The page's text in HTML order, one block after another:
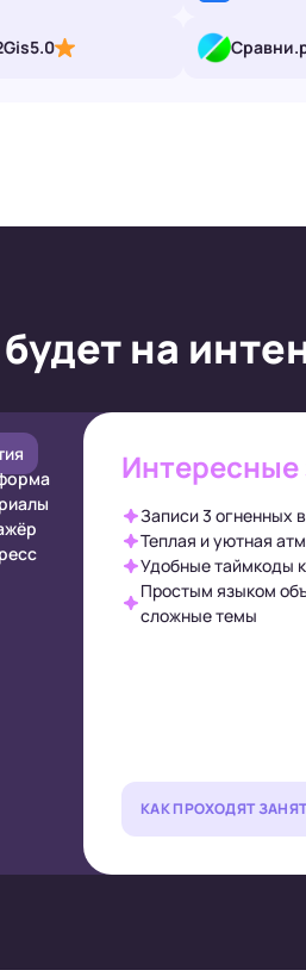
5.0
на
Интересные
Записи 3 огненных
Теплая и уютная
Удобные таймкоды
Простым языком
сложные темы
КАК ПРОХОДЯТ